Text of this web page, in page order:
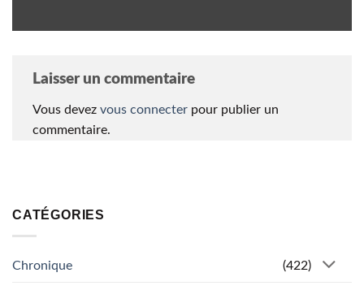
Laisser un commentaire
Vous devez vous connecter pour publier un
commentaire.
CATÉGORIES
Chronique (422)